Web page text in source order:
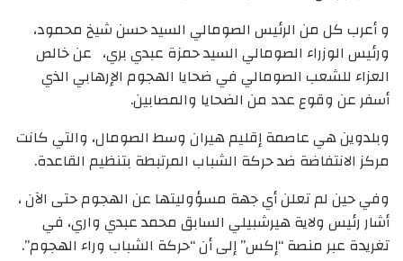
و أعرب كل من الرئيس الصومالي السيد حسن شيخ محمود،
ورئيس الوزراء الصومالي السيد حمزة عبدي بري، عن خالص
العزاء للشعب الصومالي في ضحايا الهجوم الإرهابي الذي
أسفر عن وقوع عدد من الضحايا والمصابين.
وبلدوين هي عاصمة إقليم هيران وسط الصومال، والتي كانت
مركز الانتفاضة ضد حركة الشباب المرتبطة بتنظيم القاعدة.
وفي حين لم تعلن أي جهة مسؤوليتها عن الهجوم حتى الآن ،
أشار رئيس ولاية هيرشبيلي السابق محمد عبدي واري، في
تغريدة عبر منصة “إكس” إلى أن “حركة الشباب وراء الهجوم”.